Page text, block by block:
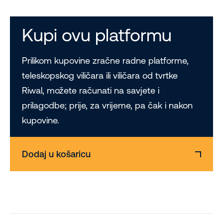
Kupi ovu platformu
Prilikom kupovine zračne radne platforme,
teleskopskog viličara ili viličara od tvrtke
Riwal, možete računati na savjete i
prilagodbe; prije, za vrijeme, pa čak i nakon
kupovine.
Dodaj u košaricu